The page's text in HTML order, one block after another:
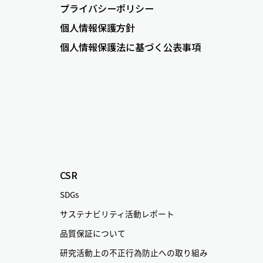
プライバシーポリシー
個人情報保護方針
個人情報保護法に基づく公表事項
CSR
SDGs
サステナビリティ活動レポート
品質保証について
研究活動上の不正行為防止への取り組み